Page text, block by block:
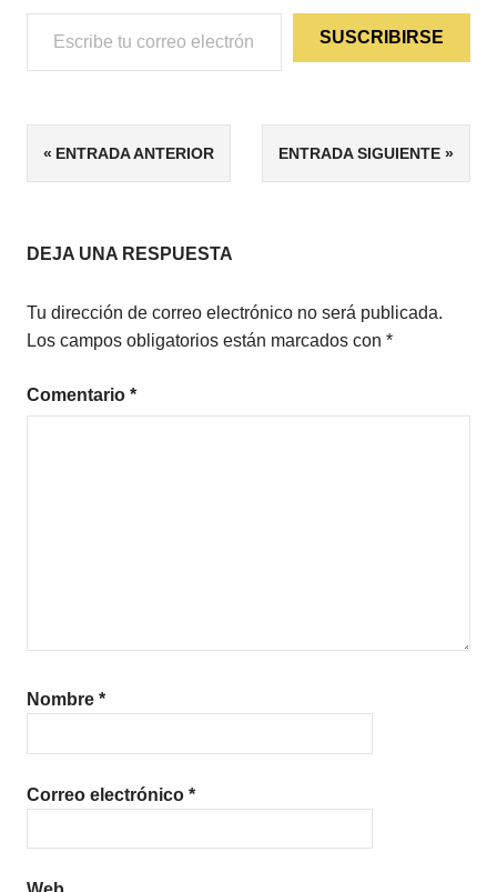
Escribe tu correo electrónico…
SUSCRIBIRSE
ETIQUETAS
MICRORRELATOS
Navegación
entradas
ENTRADA ANTERIOR ENTRADA SIGUIENTE
DEJA UNA RESPUESTA
Tu dirección de correo electrónico no será publicada.
Los campos obligatorios están marcados con *
Comentario *
Nombre *
Correo electrónico *